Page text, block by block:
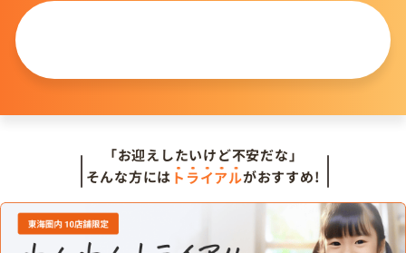
「お迎えしたいけど不安だな」
そんな方には トライアルがおすすめ!